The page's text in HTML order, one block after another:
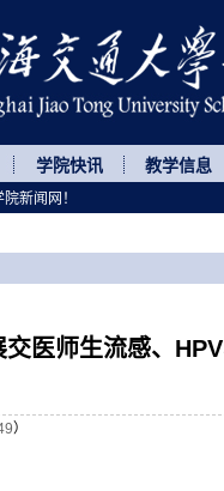
学院快讯 教学信息
交医师生流感、
）
新闻网！